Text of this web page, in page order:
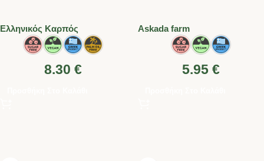
Ελληνικός Καρπός
8.30 €
Askada farm
5.95 €